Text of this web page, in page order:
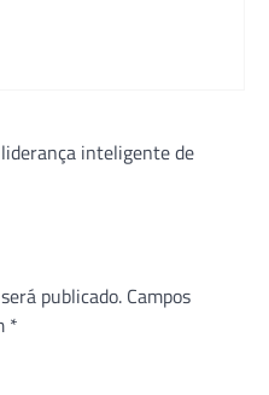
inteligente de
publicado. Campos
*